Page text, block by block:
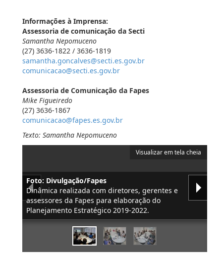
Informações à Imprensa:
Assessoria de comunicação da Secti
Samantha Nepomuceno
(27) 3636-1822 / 3636-1819
samantha.goncalves@secti.es.gov.br
comunicacao@secti.es.gov.br
Assessoria de Comunicação da Fapes
Mike Figueiredo
(27) 3636-1867
comunicacao@fapes.es.gov.br
Texto: Samantha Nepomuceno
Visualizar em tela cheia
Foto: Divulgação/Fapes
Dinâmica realizada com diretores, gerentes e
assessores da Fapes para elaboração do
Planejamento Estratégico 2019-2022.